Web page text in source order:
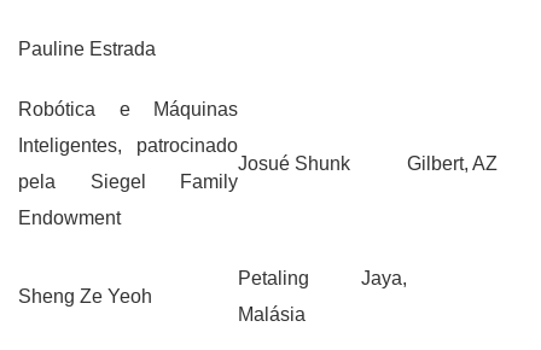
Pauline Estrada
Robótica e Máquinas
Inteligentes, patrocinado
pela Siegel Family
Endowment
Josué Shunk Gilbert, AZ
Sheng Ze Yeoh
Petaling Jaya,
Malásia